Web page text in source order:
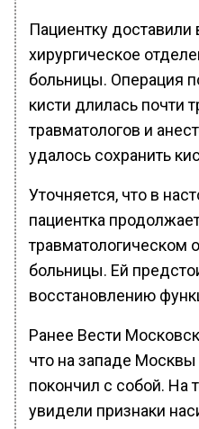
Пациентку
хирургическое
больницы. Операция
кисти длилась почти
травматологов и
удалось сохранить
Уточняется, что в
пациентка
травматологическом
больницы. Ей
восстановлению
Ранее Вести
что на западе
покончил с собой. На
увидели признаки